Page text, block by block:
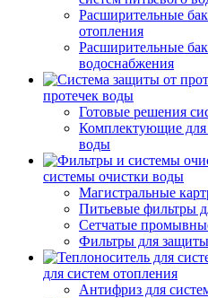
Расширительные
отопления
Расширительные
водоснабжения
протечек воды
Готовые решения
Комплектующие для
воды
системы очистки воды
Магистральные
Питьевые фильтры
Сетчатые
Фильтры для
для систем отопления
Антифриз для